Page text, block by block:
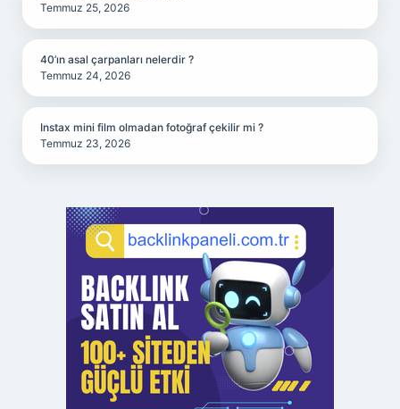
Temmuz 25, 2026
40’ın asal çarpanları nelerdir ?
Temmuz 24, 2026
Instax mini film olmadan fotoğraf çekilir mi ?
Temmuz 23, 2026